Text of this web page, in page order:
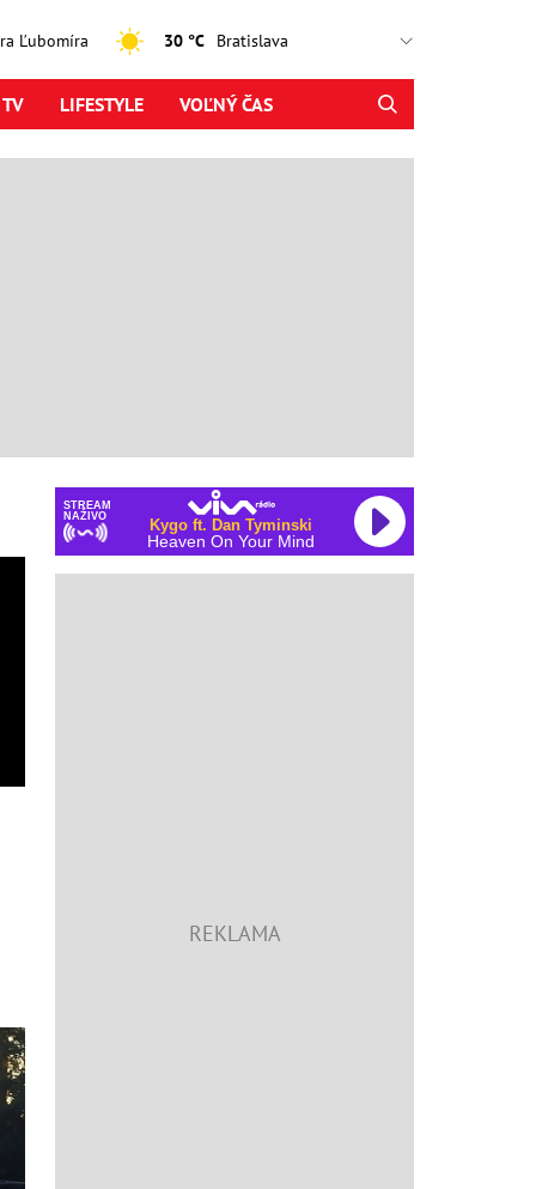
Ľubomíra 30 °C
LIFESTYLE VOĽNÝ ČAS
STREAM
NAŽIVO
Kygo ft. Dan Tyminski
Heaven On Your Mind